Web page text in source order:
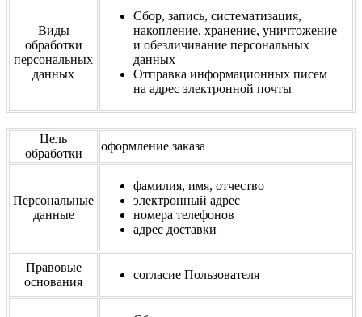
Виды
обработки
персональных
данных
Сбор, запись, систематизация,
накопление, хранение, уничтожение
и обезличивание персональных
данных
Отправка информационных писем
на адрес электронной почты
Цель
обработки
оформление заказа
Персональные
данные
фамилия, имя, отчество
электронный адрес
номера телефонов
адрес доставки
Правовые
основания
согласие Пользователя